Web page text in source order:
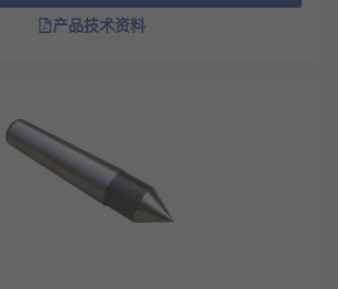
产品技术资料